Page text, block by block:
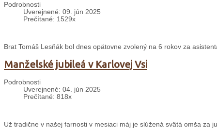
Podrobnosti
Uverejnené: 09. jún 2025
Prečítané: 1529x
Brat Tomáš Lesňák bol dnes opätovne zvolený na 6 rokov za
Manželské jubileá v Karlovej Vsi
Podrobnosti
Uverejnené: 04. jún 2025
Prečítané: 818x
Už tradične v našej farnosti v mesiaci máj je slúžená svätá omša za